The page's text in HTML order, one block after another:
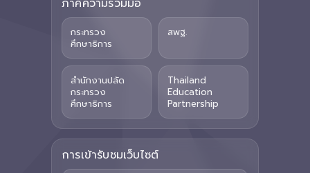
ภาคีความร่วมมือ
กระทรวง
ศึกษาธิการ
สพฐ.
สำนักงานปลัด
กระทรวง
ศึกษาธิการ
Thailand
Education
Partnership
การเข้ารับชมเว็บไซต์